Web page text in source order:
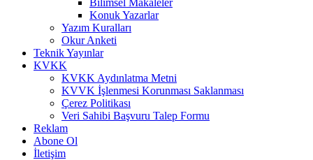
Konuk Yazarlar
Yazım Kuralları
Okur Anketi
Teknik Yayınlar
KVKK
KVKK Aydınlatma Metni
KVVK İşlenmesi Korunması Saklanması
Çerez Politikası
Veri Sahibi Başvuru Talep Formu
Reklam
Abone Ol
İletişim